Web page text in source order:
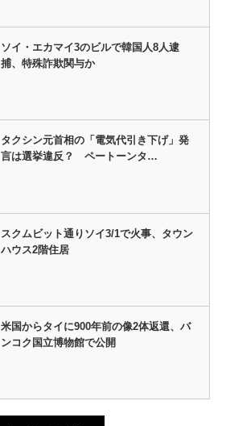
ソイ・エカマイ3のビルで韓国人8人逮
捕、特殊詐欺関与か
タクシン元首相の「電気代引き下げ」発
言は選挙違反？ ペートーンタ…
スクムビット通りソイ3/1で火事、タウン
ハウス2階住居
米国からタイに900年前の像2体返還、バ
ンコク国立博物館で公開